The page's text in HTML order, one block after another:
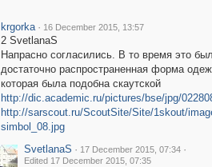
krgorka · 16 December 2015, 13:57
2 SvetlanaS
Напрасно согласились. В то время это
достаточно распространенная форма
которая была подобна скаутской
http://dic.academic.ru/pictures/bse/jpg/
http://sarscout.ru/ScoutSite/Site/1skout/
simbol_08.jpg
SvetlanaS · 17 December 2015, 07:34 ·
Edited 17 December 2015, 07:35